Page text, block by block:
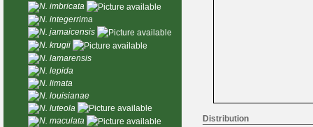
Distribution
N. imbricata
N. integerrima
N. jamaicensis
N. krugii
N. lamarensis
N. lepida
N. limata
N. louisianae
N. luteola
N. maculata